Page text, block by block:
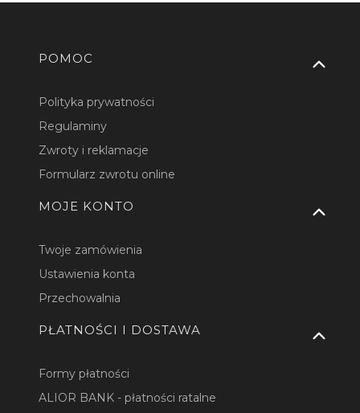
Linki w stopce
POMOC
Polityka prywatności
Regulaminy
Zwroty i reklamacje
Formularz zwrotu online
MOJE KONTO
Twoje zamówienia
Ustawienia konta
Przechowalnia
PŁATNOŚCI I DOSTAWA
Formy płatności
ALIOR BANK - płatności ratalne